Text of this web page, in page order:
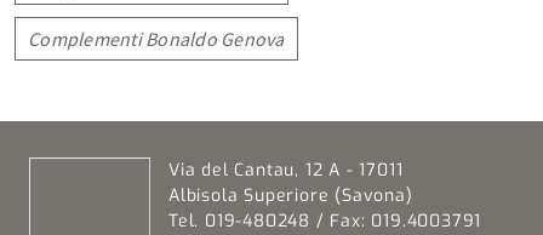
Complementi Bonaldo Genova
Via del Cantau, 12 A - 17011
Albisola Superiore (Savona)
Tel. 019-480248 / Fax: 019.4003791